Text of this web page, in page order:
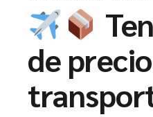
de